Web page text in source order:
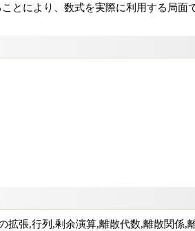
とにより、数式を実際に利用する局面
拡張,行列,剰余演算,離散代数,離散関係,